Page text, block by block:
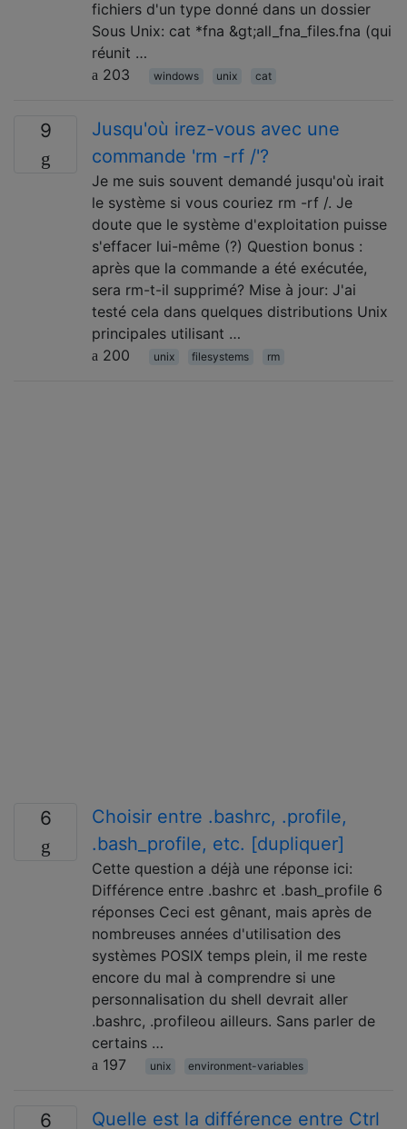
fichiers d'un type donné dans un dossier
Sous Unix: cat *fna &gt;all_fna_files.fna (qui
réunit …
203
windows unix cat
9
Jusqu'où irez-vous avec une
commande 'rm -rf /'?
Je me suis souvent demandé jusqu'où irait
le système si vous couriez rm -rf /. Je
doute que le système d'exploitation puisse
s'effacer lui-même (?) Question bonus :
après que la commande a été exécutée,
sera rm-t-il supprimé? Mise à jour: J'ai
testé cela dans quelques distributions Unix
principales utilisant …
200
unix filesystems rm
6
Choisir entre .bashrc, .profile,
.bash_profile, etc. [dupliquer]
Cette question a déjà une réponse ici:
Différence entre .bashrc et .bash_profile 6
réponses Ceci est gênant, mais après de
nombreuses années d'utilisation des
systèmes POSIX temps plein, il me reste
encore du mal à comprendre si une
personnalisation du shell devrait aller
.bashrc, .profileou ailleurs. Sans parler de
certains …
197
unix environment-variables
6
Quelle est la différence entre Ctrl